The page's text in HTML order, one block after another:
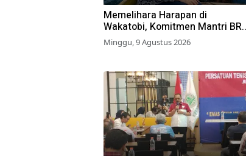
Memelihara Harapan di
Wakatobi, Komitmen Mantri BRI
untuk Masyarakat Bahari
Minggu, 9 Agustus 2026